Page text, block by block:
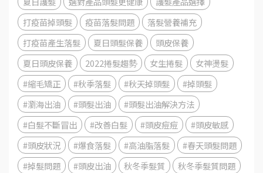
打疫苗掉頭髮
疫苗落髮問題
落髮營養補充
打疫苗產生落髮
夏日頭髮保養
頭皮保養
夏日頭皮保養
2022捲髮趨勢 女生捲髮
女神燙髮
#縮毛矯正
#秋季落髮 #秋天掉頭髮
#掉頭髮
#瀏海出油
#頭髮出油
#頭髮出油解決方法
#白髮不斷冒出
#改善白髮 #頭皮痘痘
#頭皮敏感
#頭皮狀況
#爆食落髮 #高油脂落髮
#春天頭髮問題
#掉髮問題
#頭皮出油 秋冬季髮質
秋冬季髮質問題